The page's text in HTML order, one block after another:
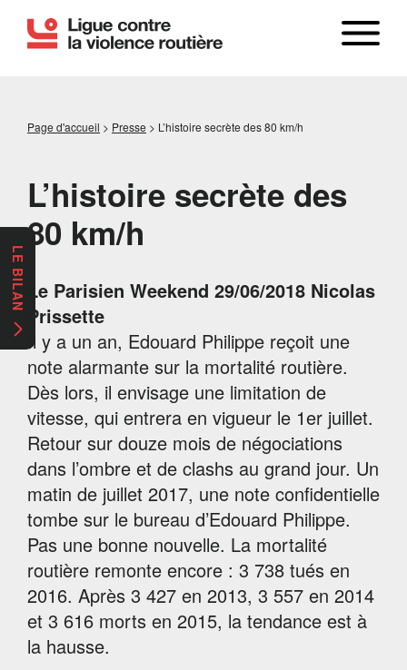
Page d'accueil > Presse > L’histoire secrète des 80 km/h
L’histoire secrète des
80 km/h
Le Parisien Weekend 29/06/2018 Nicolas
Prissette
Il y a un an, Edouard Philippe reçoit une
note alarmante sur la mortalité routière.
Dès lors, il envisage une limitation de
vitesse, qui entrera en vigueur le 1er juillet.
Retour sur douze mois de négociations
dans l’ombre et de clashs au grand jour. Un
matin de juillet 2017, une note confidentielle
tombe sur le bureau d’Edouard Philippe.
Pas une bonne nouvelle. La mortalité
routière remonte encore : 3 738 tués en
2016. Après 3 427 en 2013, 3 557 en 2014
et 3 616 morts en 2015, la tendance est à
la hausse.
LE BILAN